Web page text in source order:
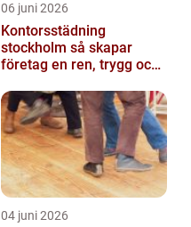
06 juni 2026
Kontorsstädning
stockholm så skapar
företag en ren, trygg och
04 juni 2026